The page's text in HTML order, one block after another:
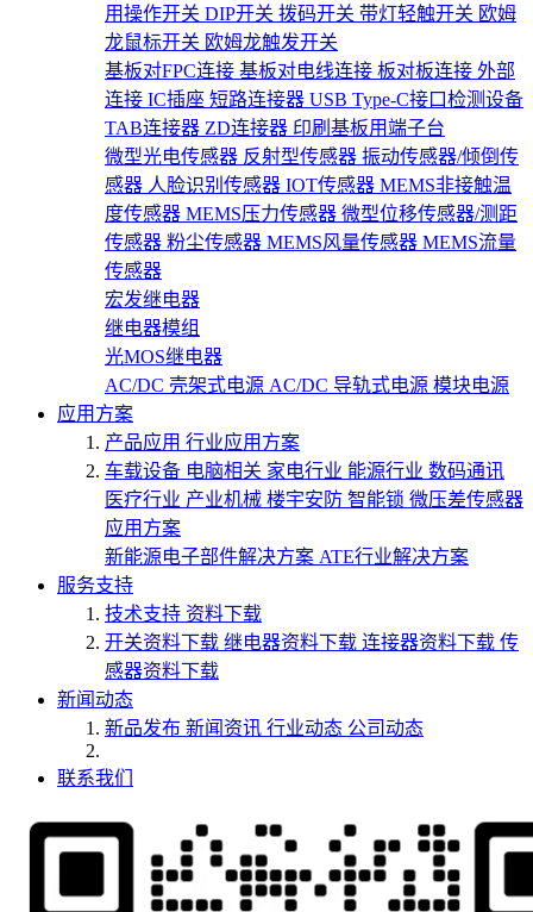
用操作开关 DIP开关 拨码开关 带灯轻触开关 欧姆
龙鼠标开关 欧姆龙触发开关
基板对FPC连接 基板对电线连接 板对板连接 外部
连接 IC插座 短路连接器 USB Type-C接口检测设备
TAB连接器 ZD连接器 印刷基板用端子台
微型光电传感器 反射型传感器 振动传感器/倾倒传
感器 人脸识别传感器 IOT传感器 MEMS非接触温
度传感器 MEMS压力传感器 微型位移传感器/测距
传感器 粉尘传感器 MEMS风量传感器 MEMS流量
传感器
宏发继电器
继电器模组
光MOS继电器
AC/DC 壳架式电源 AC/DC 导轨式电源 模块电源
应用方案
产品应用 行业应用方案
车载设备 电脑相关 家电行业 能源行业 数码通讯
医疗行业 产业机械 楼宇安防 智能锁 微压差传感器
应用方案
新能源电子部件解决方案 ATE行业解决方案
服务支持
技术支持 资料下载
开关资料下载 继电器资料下载 连接器资料下载 传
感器资料下载
新闻动态
新品发布 新闻资讯 行业动态 公司动态
联系我们